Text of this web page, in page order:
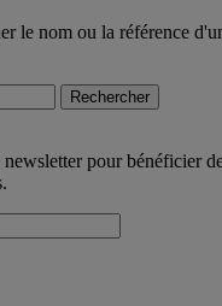
le nom ou la référence
Rechercher
pour bénéficier